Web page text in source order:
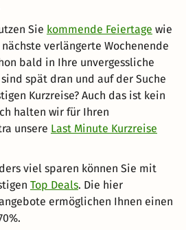
Sie kommende Feiertage wie
verlängerte Wochenende
bald in Ihre unvergessliche
spät dran und auf der Suche
Kurzreise? Auch das ist kein
halten wir für Ihren
unsere Last Minute Kurzreise
viel sparen können Sie mit
Top Deals. Die hier
ermöglichen Ihnen einen